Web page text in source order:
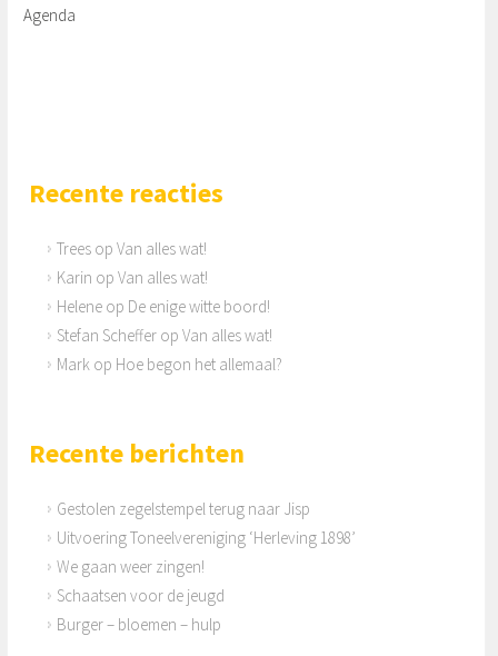
Agenda
Recente reacties
Trees opVan alles wat!
Karin opVan alles wat!
Helene op De enige witte boord!
Stefan Scheffer opVan alles wat!
Mark op Hoe begon het allemaal?
Recente berichten
Gestolen zegelstempel terug naar Jisp
Uitvoering Toneelvereniging ‘Herleving 1898’
We gaan weer zingen!
Schaatsen voor de jeugd
Burger – bloemen – hulp